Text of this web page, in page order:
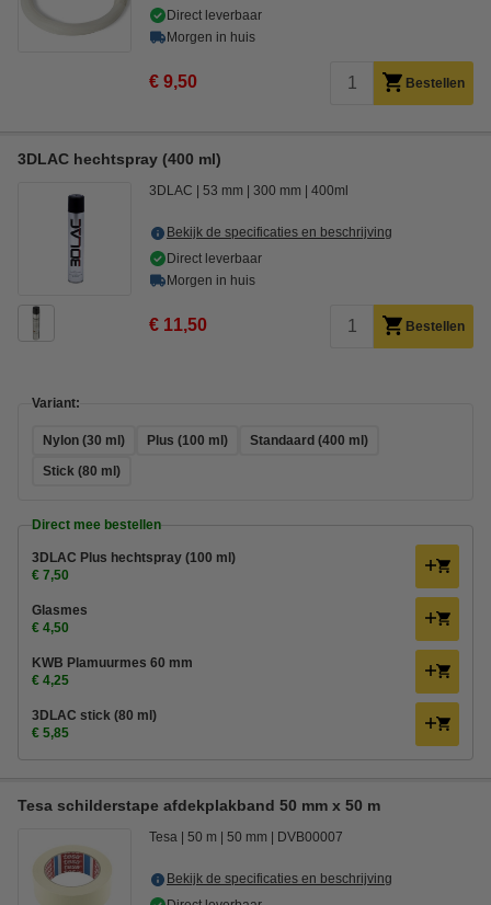
Direct leverbaar
Morgen in huis
€ 9,50 Bestellen
3DLAC hechtspray (400 ml)
3DLAC 53 mm 300 mm 400ml
Bekijk de specificaties en beschrijving
Direct leverbaar
Morgen in huis
€ 11,50 Bestellen
Variant:
Nylon (30 ml) Plus (100 ml)
Standaard (400 ml)
Stick (80 ml)
Direct mee bestellen
3DLAC Plus hechtspray (100 ml)
€ 7,50
Glasmes
€ 4,50
KWB Plamuurmes 60 mm
€ 4,25
3DLAC stick (80 ml)
€ 5,85
Tesa schilderstape afdekplakband 50 mm x 50 m
Tesa 50 m 50 mm DVB00007
Bekijk de specificaties en beschrijving